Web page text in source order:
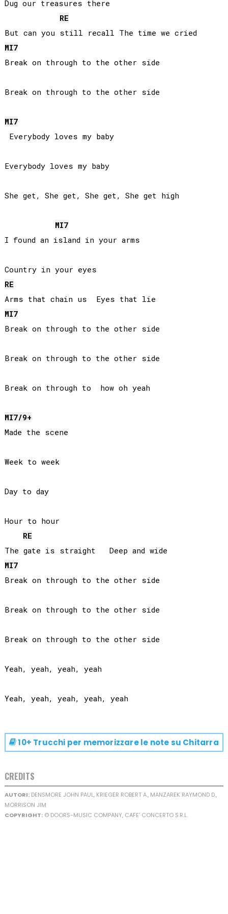
Dug our treasures there
RE
MI7
Break on through to the other side
Break on through to the other side
MI7
Everybody loves my baby
Everybody loves my baby
She get, She get, She get, She get high
MI7
I found an island in your arms
RE
MI7
Break on through to the other side
Break on through to the other side
Break on through to  how oh yeah
MI7/9+
Made the scene
Week to week
Day to day
Hour to hour
RE
MI7
Break on through to the other side
Break on through to the other side
Break on through to the other side
Yeah, yeah, yeah, yeah
10+ Trucchi per memorizzare le note su Chitarra
CREDITS
AUTORI:DENSMORE JOHN PAUL, KRIEGER ROBERT A., MANZAREK RAYMOND D.,
MORRISON JIM
COPYRIGHT:© DOORS-MUSIC COMPANY, CAFE' CONCERTO S.R.L.